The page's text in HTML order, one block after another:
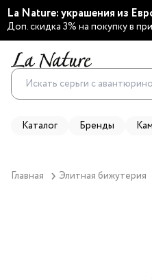
La Nature: украшения из
Доп. скидка 3% на покупку в
Каталог Бренды
Главная Элитная бижутерия